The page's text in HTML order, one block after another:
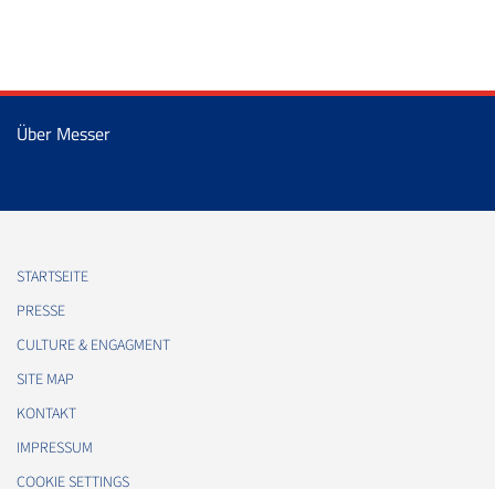
Über Messer
STARTSEITE
PRESSE
CULTURE & ENGAGMENT
SITE MAP
KONTAKT
IMPRESSUM
COOKIE SETTINGS